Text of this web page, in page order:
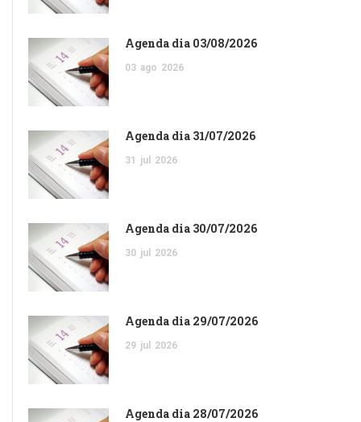
Agenda dia 03/08/2026
03 ago 2026
Agenda dia 31/07/2026
31 jul 2026
Agenda dia 30/07/2026
30 jul 2026
Agenda dia 29/07/2026
29 jul 2026
Agenda dia 28/07/2026